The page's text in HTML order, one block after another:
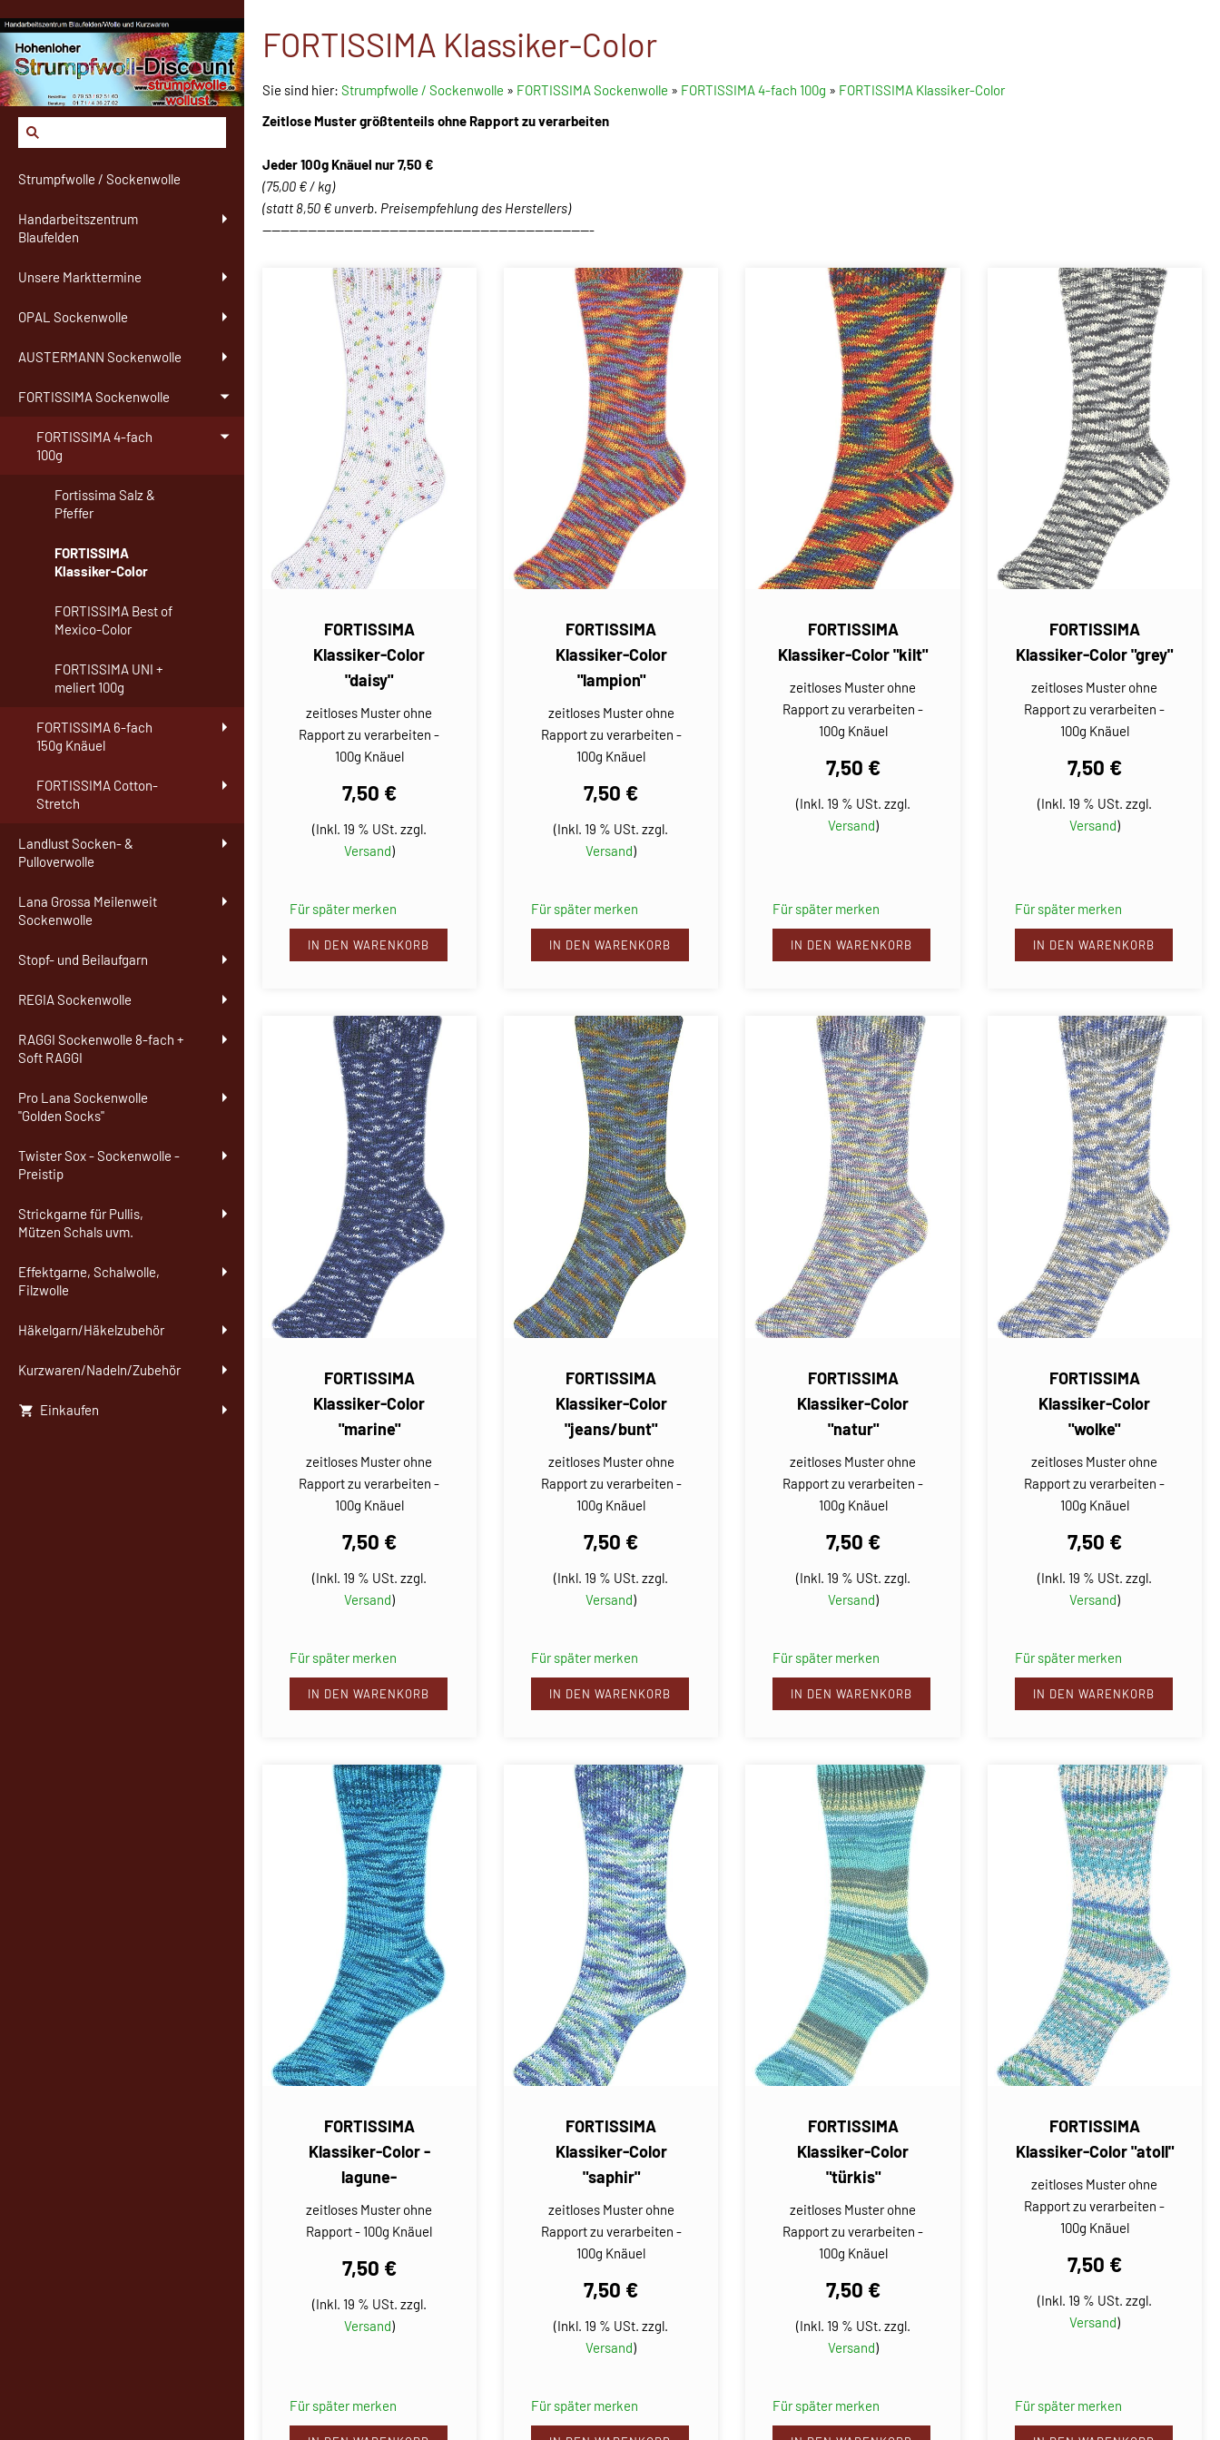
Strumpfwolle / Sockenwolle
Handarbeitszentrum
Blaufelden
Unsere Markttermine
OPAL Sockenwolle
AUSTERMANN Sockenwolle
FORTISSIMA Sockenwolle
FORTISSIMA 4-fach
100g
Fortissima Salz &
Pfeffer
FORTISSIMA
Klassiker-Color
FORTISSIMA Best of
Mexico-Color
FORTISSIMA UNI +
meliert 100g
FORTISSIMA 6-fach
150g Knäuel
FORTISSIMA Cotton-
Stretch
Landlust Socken- &
Pulloverwolle
Lana Grossa Meilenweit
Sockenwolle
Stopf- und Beilaufgarn
REGIA Sockenwolle
RAGGI Sockenwolle 8-fach +
Soft RAGGI
Pro Lana Sockenwolle
"Golden Socks"
Twister Sox - Sockenwolle -
Preistip
Strickgarne für Pullis,
Mützen Schals uvm.
Effektgarne, Schalwolle,
Filzwolle
Häkelgarn/Häkelzubehör
Kurzwaren/Nadeln/Zubehör
Einkaufen
FORTISSIMA Klassiker-Color
Sie sind hier: Strumpfwolle / Sockenwolle » FORTISSIMA Sockenwolle » FORTISSIMA 4-fach 100g » FORTISSIMA Klassiker-Color
Zeitlose Muster größtenteils ohne Rapport zu verarbeiten
Jeder 100g Knäuel nur 7,50 €
(75,00 € / kg)
(statt 8,50 € unverb. Preisempfehlung des Herstellers)
-------------------------------------------------------------------------
FORTISSIMA
Klassiker-Color
"daisy"
zeitloses Muster ohne
Rapport zu verarbeiten -
100g Knäuel
7,50 €
(Inkl. 19 % USt. zzgl.
Versand)
Für später merken
IN DEN WARENKORB
FORTISSIMA
Klassiker-Color
"lampion"
zeitloses Muster ohne
Rapport zu verarbeiten -
100g Knäuel
7,50 €
(Inkl. 19 % USt. zzgl.
Versand)
Für später merken
IN DEN WARENKORB
FORTISSIMA
Klassiker-Color "kilt"
zeitloses Muster ohne
Rapport zu verarbeiten -
100g Knäuel
7,50 €
(Inkl. 19 % USt. zzgl.
Versand)
Für später merken
IN DEN WARENKORB
FORTISSIMA
Klassiker-Color "grey"
zeitloses Muster ohne
Rapport zu verarbeiten -
100g Knäuel
7,50 €
(Inkl. 19 % USt. zzgl.
Versand)
Für später merken
IN DEN WARENKORB
FORTISSIMA
Klassiker-Color
"marine"
zeitloses Muster ohne
Rapport zu verarbeiten -
100g Knäuel
7,50 €
(Inkl. 19 % USt. zzgl.
Versand)
Für später merken
IN DEN WARENKORB
FORTISSIMA
Klassiker-Color
"jeans/bunt"
zeitloses Muster ohne
Rapport zu verarbeiten -
100g Knäuel
7,50 €
(Inkl. 19 % USt. zzgl.
Versand)
Für später merken
IN DEN WARENKORB
FORTISSIMA
Klassiker-Color
"natur"
zeitloses Muster ohne
Rapport zu verarbeiten -
100g Knäuel
7,50 €
(Inkl. 19 % USt. zzgl.
Versand)
Für später merken
IN DEN WARENKORB
FORTISSIMA
Klassiker-Color
"wolke"
zeitloses Muster ohne
Rapport zu verarbeiten -
100g Knäuel
7,50 €
(Inkl. 19 % USt. zzgl.
Versand)
Für später merken
IN DEN WARENKORB
FORTISSIMA
Klassiker-Color -
lagune-
zeitloses Muster ohne
Rapport - 100g Knäuel
7,50 €
(Inkl. 19 % USt. zzgl.
Versand)
Für später merken
FORTISSIMA
Klassiker-Color
"saphir"
zeitloses Muster ohne
Rapport zu verarbeiten -
100g Knäuel
7,50 €
(Inkl. 19 % USt. zzgl.
Versand)
Für später merken
FORTISSIMA
Klassiker-Color
"türkis"
zeitloses Muster ohne
Rapport zu verarbeiten -
100g Knäuel
7,50 €
(Inkl. 19 % USt. zzgl.
Versand)
Für später merken
FORTISSIMA
Klassiker-Color "atoll"
zeitloses Muster ohne
Rapport zu verarbeiten -
100g Knäuel
7,50 €
(Inkl. 19 % USt. zzgl.
Versand)
Für später merken